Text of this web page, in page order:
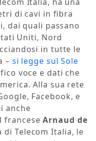
di cavi in fibra
dai quali passano
Uniti, Nord
in tutte le
– si legge sul Sole
voce e dati che
Alla sua rete
Facebook, e
anche
franceseArnaud de
di Telecom Italia, le